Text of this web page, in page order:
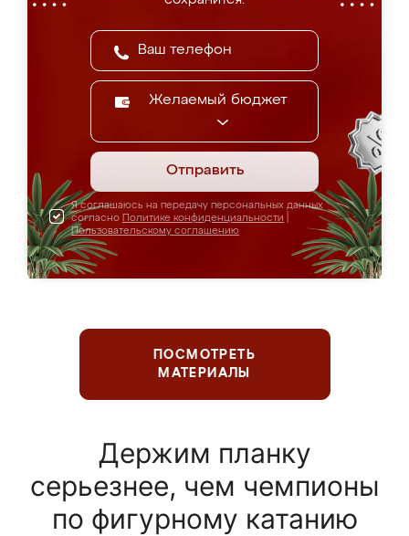
Желаемый бюджет
Отправить
Я соглашаюсь на передачу персональных данных
согласно Политике конфиденциальности
Пользовательскому соглашению
ПОСМОТРЕТЬ
МАТЕРИАЛЫ
Держим планку
серьезнее, чем чемпионы
по фигурному катанию